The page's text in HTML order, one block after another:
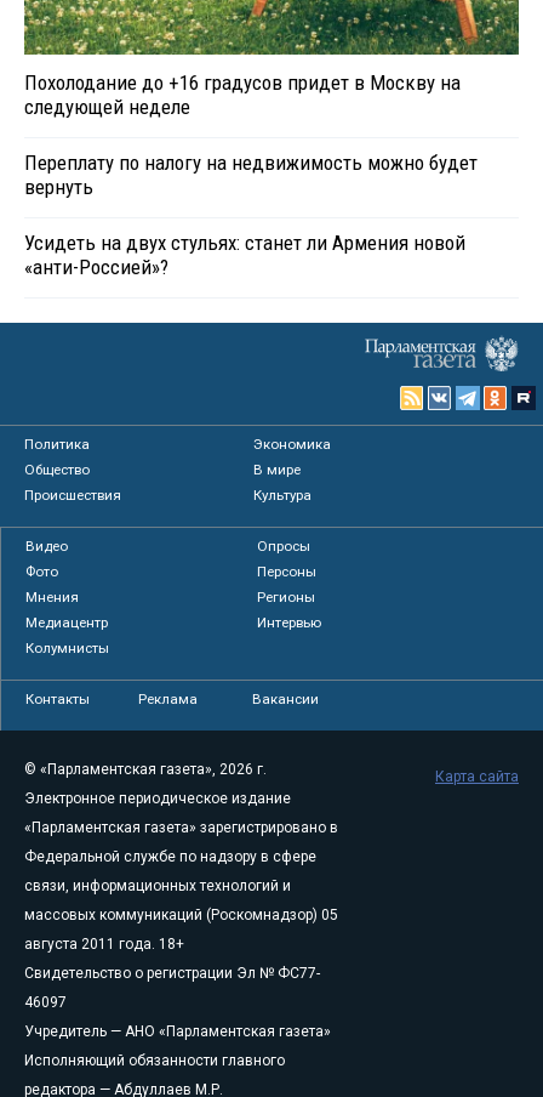
Похолодание до +16 градусов придет в Москву на
следующей неделе
Переплату по налогу на недвижимость можно будет
вернуть
Усидеть на двух стульях: станет ли Армения новой
«анти-Россией»?
Политика
Экономика
Общество
В мире
Происшествия
Культура
Видео
Опросы
Фото
Персоны
Мнения
Регионы
Медиацентр
Интервью
Колумнисты
Контакты Реклама Вакансии
© «Парламентская газета», 2026 г.
Электронное периодическое издание
«Парламентская газета» зарегистрировано в
Федеральной службе по надзору в сфере
связи, информационных технологий и
массовых коммуникаций (Роскомнадзор) 05
августа 2011 года. 18+
Свидетельство о регистрации Эл № ФС77-
46097
Учредитель — АНО «Парламентская газета»
Исполняющий обязанности главного
редактора — Абдуллаев М.Р.
Карта сайта